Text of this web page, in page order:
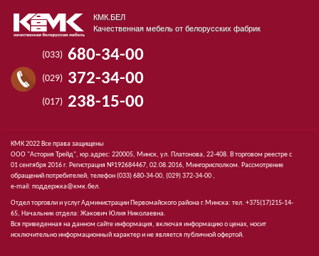
КМК.БЕЛ
Качественная мебель от белорусских фабрик
(033) 680-34-00
(029) 372-34-00
(017) 238-15-00
КМК 2022 Все права защищены
ООО "Астория Трейд", юр.адрес: 220005, Минск, ул. Платонова, 22-408. В торговом реестре с
01 сентября 2016 г. Регистрация №192684467, 02.08.2016, Мингорисполком. Рассмотрение
обращений потребителей, телефон(033)680-34-00, (029)372-34-00 ,
e-mail: поддержка@кмк.бел.
Отдел торговли и услуг Администрации Первомайского района г.Минска: тел. +375(17)215-14-
65, Начальник отдела: Жакович Юлия Николаевна.
Вся приведенная на данном сайте информация, включая информацию о ценах, носит
исключительно информационный характер и не является публичной офертой.